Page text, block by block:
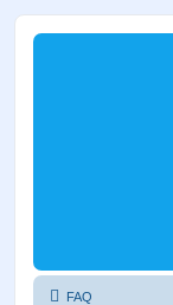
FAQ